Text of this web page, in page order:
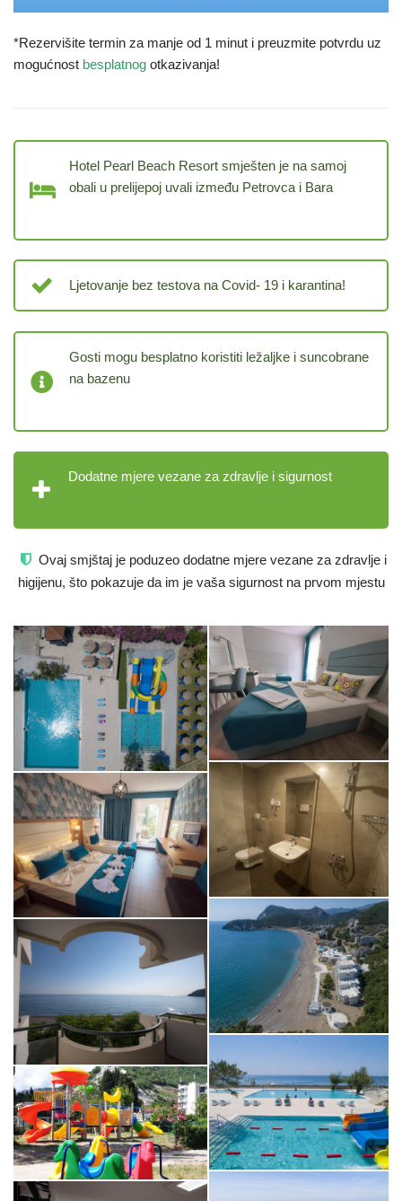
*Rezervišite termin za manje od 1 minut i preuzmite potvrdu uz
mogućnost besplatnog otkazivanja!
Hotel Pearl Beach Resort smješten je na samoj
obali u prelijepoj uvali između Petrovca i Bara
Ljetovanje bez testova na Covid- 19 i karantina!
Gosti mogu besplatno koristiti ležaljke i suncobrane
na bazenu
Dodatne mjere vezane za zdravlje i sigurnost
Ovaj smjštaj je poduzeo dodatne mjere vezane za zdravlje i
higijenu, što pokazuje da im je vaša sigurnost na prvom mjestu